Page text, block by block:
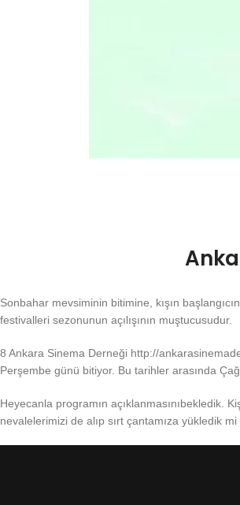
Sonbahar mevsiminin bitimine, kışın
festivalleri sezonunun açılışının muştucusudur.
8 Ankara Sinema Derneği http://
Perşembe günü bitiyor. Bu tarihler arasında
Heyecanla programın açıklanmasınıbekledik.
nevalelerimizi de alıp sırt çantamıza yükledik mi